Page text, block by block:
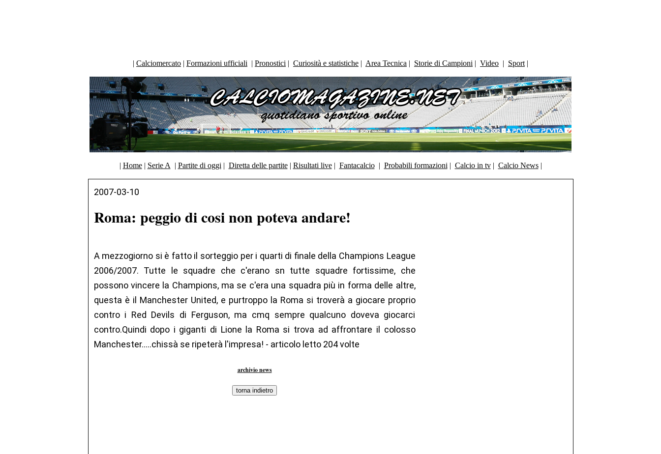
| Calciomercato | Formazioni ufficiali | Pronostici | Curiosità e statistiche | Area Tecnica | Storie di Campioni | Video | Sport |
| Home| Serie A | Partite di oggi | Diretta delle partite| Risultati live| Fantacalcio| Probabili formazioni | Calcio in tv| Calcio News|
2007-03-10
Roma: peggio di cosi non poteva andare!
A mezzogiorno si è fatto il sorteggio per i quarti di finale della Champions League
2006/2007. Tutte le squadre che c'erano sn tutte squadre fortissime, che
possono vincere la Champions, ma se c'era una squadra più in forma delle altre,
questa è il Manchester United, e purtroppo la Roma si troverà a giocare proprio
contro i Red Devils di Ferguson, ma cmq sempre qualcuno doveva giocarci
contro.Quindi dopo i giganti di Lione la Roma si trova ad affrontare il colosso
Manchester.....chissà se ripeterà l'impresa! - articolo letto 204 volte
archivio news